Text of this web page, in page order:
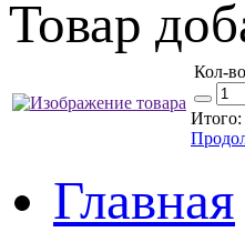
Товар
Кол-
Итого:
Главная